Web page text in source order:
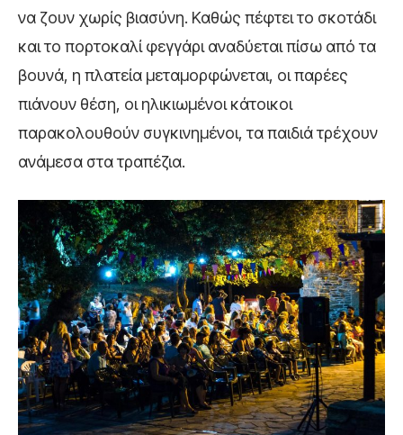
να ζουν χωρίς βιασύνη. Καθώς πέφτει το σκοτάδι
και το πορτοκαλί φεγγάρι αναδύεται πίσω από τα
βουνά, η πλατεία μεταμορφώνεται, οι παρέες
πιάνουν θέση, οι ηλικιωμένοι κάτοικοι
παρακολουθούν συγκινημένοι, τα παιδιά τρέχουν
ανάμεσα στα τραπέζια.